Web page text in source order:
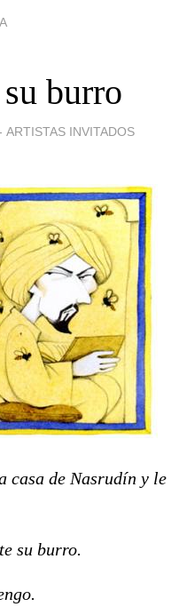
burro
ARTISTAS INVITADOS
casa de Nasrudín y le
su burro.